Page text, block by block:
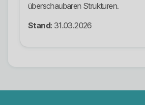
überschaubaren Strukturen.
Stand: 31.03.2026